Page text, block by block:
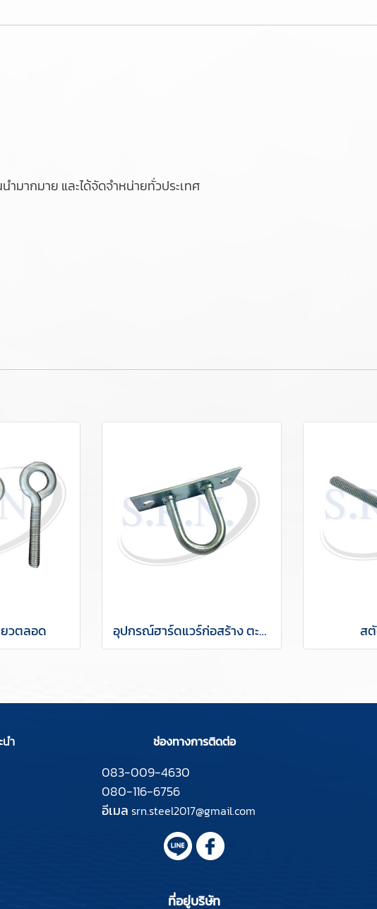
ากมาย และได้จัดจำหน่ายทั่วประเทศ
วตลอด อุปกรณ์ฮาร์ดแวร์ก่อสร้าง ตะขอตัวยูติดเพดาน ส
ำ
ช่องทางการติดต่อ
083-009-4630
080-116-6756
อีเมล srn.steel2017@gmail.com
ที่อยู่บริษัท